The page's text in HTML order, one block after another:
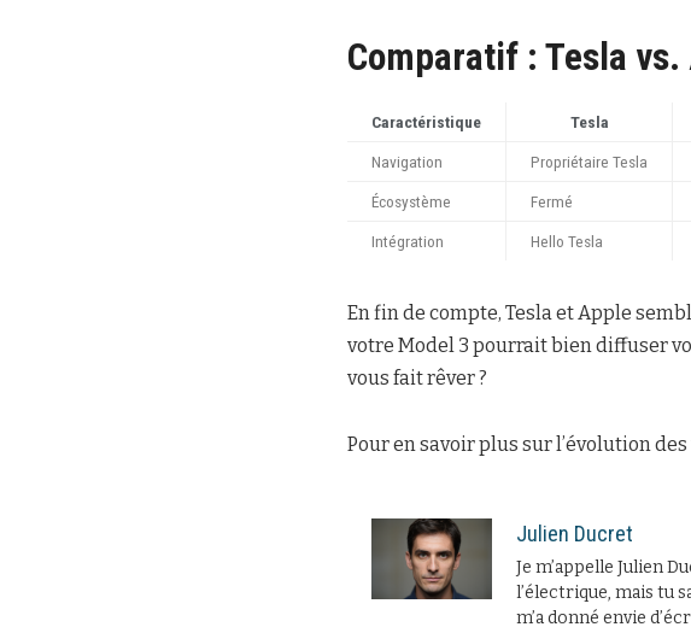
Comparatif : Tesla vs.
Caractéristique Tesla
Navigation Propriétaire Tesla
Écosystème Fermé
Intégration Hello Tesla
En fin de compte, Tesla et Apple
votre Model 3 pourrait bien diffuser
vous fait rêver ?
Pour en savoir plus sur l’évolution
Julien Ducret
Je m’appelle Julien
l’électrique, mais tu
m’a donné envie